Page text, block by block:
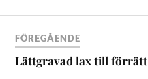
FÖREGÅENDE
Lättgravad lax till förrätt